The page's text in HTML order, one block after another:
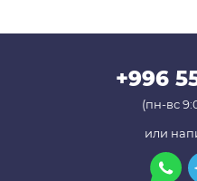
+996
(пн-вс
или